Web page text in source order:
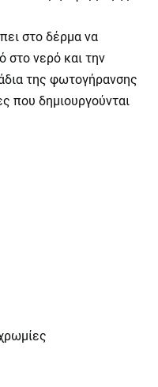
στο δέρμα να
στο νερό και την
της φωτογήρανσης
που δημιουργούνται